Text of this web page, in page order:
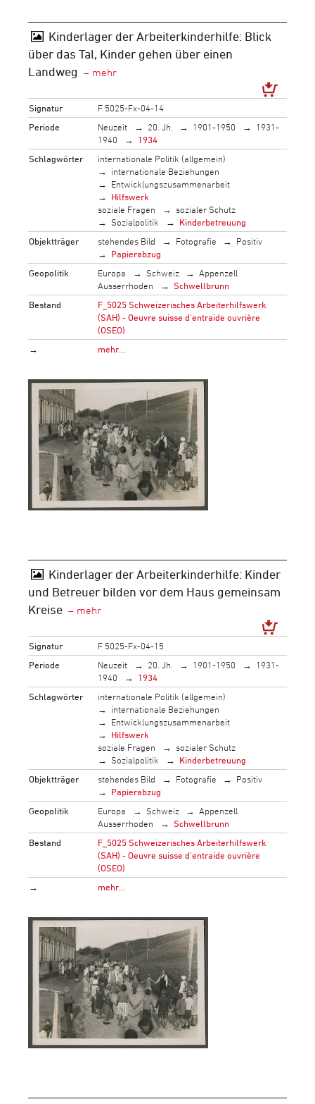
Kinderlager der Arbeiterkinderhilfe: Blick
über das Tal, Kinder gehen über einen
Landweg
Signatur
F 5025-Fx-04-14
Periode
Neuzeit 20. Jh. 1901-1950
1931-
1940
1934
Schlagwörter
internationale Politik (allgemein)
internationale Beziehungen
Entwicklungszusammenarbeit
Hilfswerk
soziale Fragen
sozialer Schutz
Sozialpolitik
Kinderbetreuung
Objektträger
stehendes Bild Fotografie
Positiv
Papierabzug
Geopolitik
Europa Schweiz
Appenzell
Ausserrhoden
Schwellbrunn
Bestand
F_5025 Schweizerisches Arbeiterhilfswerk
(SAH) - Oeuvre suisse d'entraide ouvrière
(OSEO)
→
mehr…
Kinderlager der Arbeiterkinderhilfe: Kinder
und Betreuer bilden vor dem Haus gemeinsam
Kreise
Signatur
F 5025-Fx-04-15
Periode
Neuzeit 20. Jh. 1901-1950
1931-
1940
1934
Schlagwörter
internationale Politik (allgemein)
internationale Beziehungen
Entwicklungszusammenarbeit
Hilfswerk
soziale Fragen
sozialer Schutz
Sozialpolitik
Kinderbetreuung
Objektträger
stehendes Bild Fotografie
Positiv
Papierabzug
Geopolitik
Europa Schweiz
Appenzell
Ausserrhoden
Schwellbrunn
Bestand
F_5025 Schweizerisches Arbeiterhilfswerk
(SAH) - Oeuvre suisse d'entraide ouvrière
(OSEO)
→
mehr…